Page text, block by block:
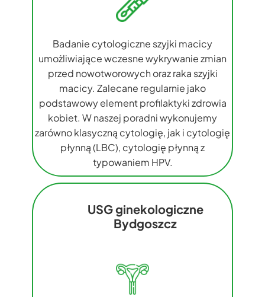
Badanie cytologiczne szyjki macicy
umożliwiające wczesne wykrywanie zmian
przed nowotworowych oraz raka szyjki
macicy. Zalecane regularnie jako
podstawowy element profilaktyki zdrowia
kobiet. W naszej poradni wykonujemy
zarówno klasyczną cytologię, jak i cytologię
płynną (LBC), cytologię płynną z
typowaniem HPV.
USG ginekologiczne
Bydgoszcz